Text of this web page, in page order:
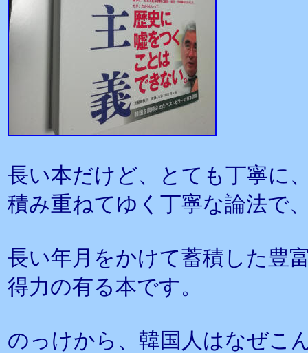
長い本だけど、とても丁寧に
積み重ねてゆく丁寧な論法で
長い年月をかけて蓄積した豊
得力の有る本です。
のっけから、韓国人はなぜこ